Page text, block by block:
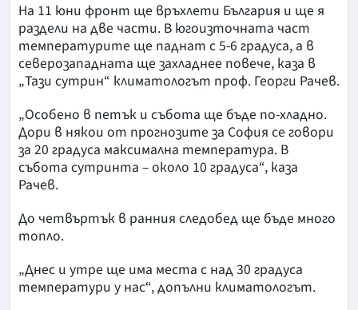
На 11 юни фронт ще връхлети България и ще я
раздели на две части. В югоизточната част
температурите ще паднат с 5-6 градуса, а в
северозападната ще захладнее повече, каза в
„Тази сутрин“ климатологът проф. Георги Рачев.
„Особено в петък и събота ще бъде по-хладно.
Дори в някои от прогнозите за София се говори
за 20 градуса максимална температура. В
събота сутринта – около 10 градуса“, каза
Рачев.
До четвъртък в ранния следобед ще бъде много
топло.
„Днес и утре ще има места с над 30 градуса
температури у нас“, допълни климатологът.